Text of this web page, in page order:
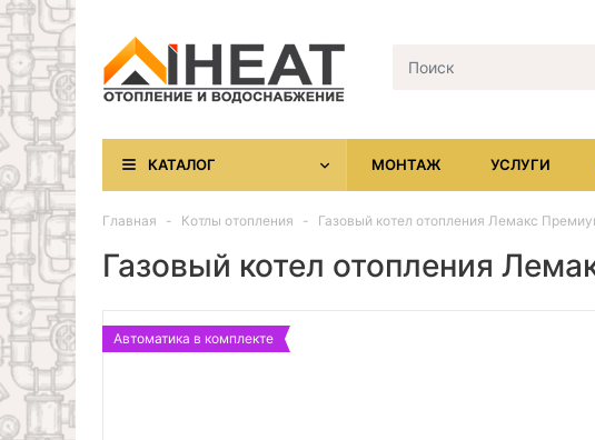
КАТАЛОГ МОНТАЖ УСЛУГИ
Главная Котлы отопления Газовый котел отопления Лемакс
Газовый котел отопления
Автоматика в комплекте